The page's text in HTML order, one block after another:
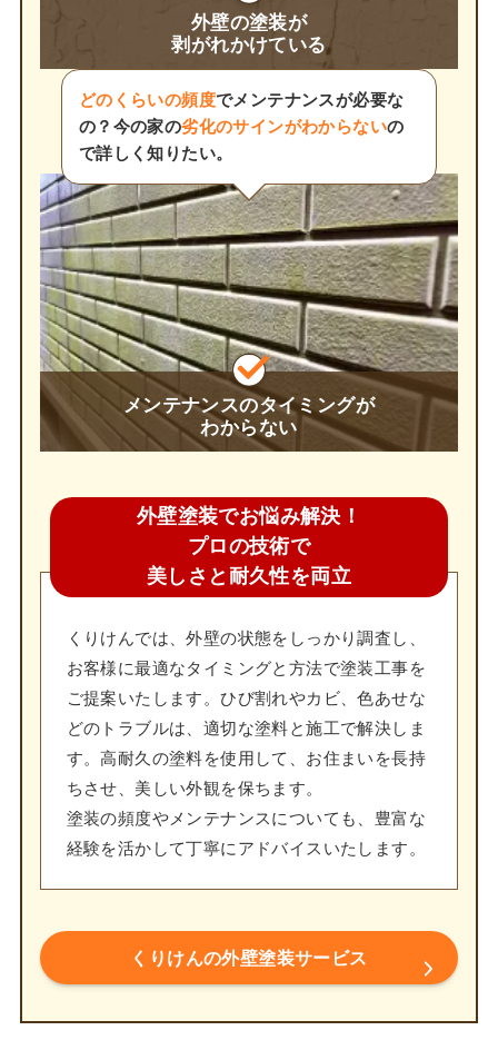
外壁の塗装が
剥がれかけている
どのくらいの頻度でメンテナンスが必要な
の？今の家の劣化のサインがわからないの
で詳しく知りたい。
メンテナンスのタイミングが
わからない
外壁塗装でお悩み解決！
プロの技術で
美しさと耐久性を両立
くりけんでは、外壁の状態をしっかり調査し、
お客様に最適なタイミングと方法で塗装工事を
ご提案いたします。ひび割れやカビ、色あせな
どのトラブルは、適切な塗料と施工で解決しま
す。高耐久の塗料を使用して、お住まいを長持
ちさせ、美しい外観を保ちます。
塗装の頻度やメンテナンスについても、豊富な
経験を活かして丁寧にアドバイスいたします。
くりけんの外壁塗装サービス